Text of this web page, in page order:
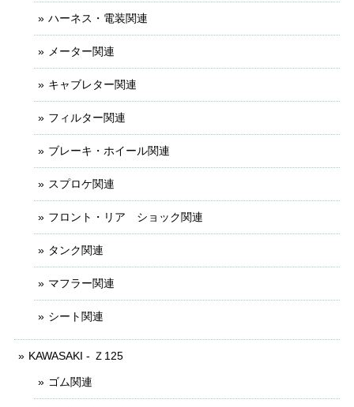
ハーネス・電装関連
メーター関連
キャブレター関連
フィルター関連
ブレーキ・ホイール関連
スプロケ関連
フロント・リア ショック関連
タンク関連
マフラー関連
シート関連
KAWASAKI - Ｚ125
ゴム関連